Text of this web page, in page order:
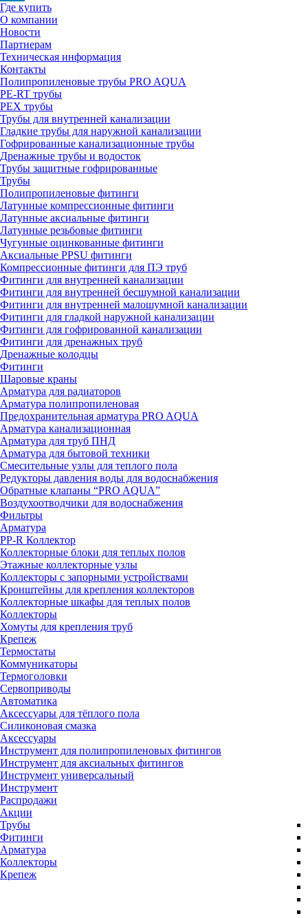
Где купить
О компании
Новости
Партнерам
Техническая информация
Контакты
Полипропиленовые трубы PRO AQUA
PE-RT трубы
PEX трубы
Трубы для внутренней канализации
Гладкие трубы для наружной канализации
Гофрированные канализационные трубы
Дренажные трубы и водосток
Трубы защитные гофрированные
Трубы
Полипропиленовые фитинги
Латунные компрессионные фитинги
Латунные аксиальные фитинги
Латунные резьбовые фитинги
Чугунные оцинкованные фитинги
Аксиальные PPSU фитинги
Компрессионные фитинги для ПЭ труб
Фитинги для внутренней канализации
Фитинги для внутренней бесшумной канализации
Фитинги для внутренней малошумной канализации
Фитинги для гладкой наружной канализации
Фитинги для гофрированной канализации
Фитинги для дренажных труб
Дренажные колодцы
Фитинги
Шаровые краны
Арматура для радиаторов
Арматура полипропиленовая
Предохранительная арматура PRO AQUA
Арматура канализационная
Арматура для труб ПНД
Арматура для бытовой техники
Смесительные узлы для теплого пола
Редукторы давления воды для водоснабжения
Обратные клапаны “PRO AQUA”
Воздухоотводчики для водоснабжения
Фильтры
Арматура
PP-R Коллектор
Коллекторные блоки для теплых полов
Этажные коллекторные узлы
Коллекторы с запорными устройствами
Кронштейны для крепления коллекторов
Коллекторные шкафы для теплых полов
Коллекторы
Хомуты для крепления труб
Крепеж
Термостаты
Коммуникаторы
Термоголовки
Сервоприводы
Автоматика
Аксессуары для тёплого пола
Силиконовая смазка
Аксессуары
Инструмент для полипропиленовых фитингов
Инструмент для аксиальных фитингов
Инструмент универсальный
Инструмент
Распродажи
Акции
Трубы
Фитинги
Арматура
Коллекторы
Крепеж